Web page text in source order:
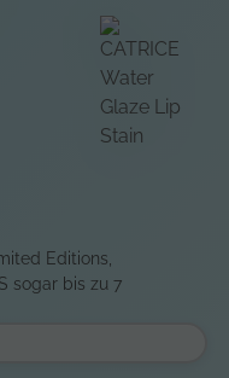
Editions,
sogar bis zu 7